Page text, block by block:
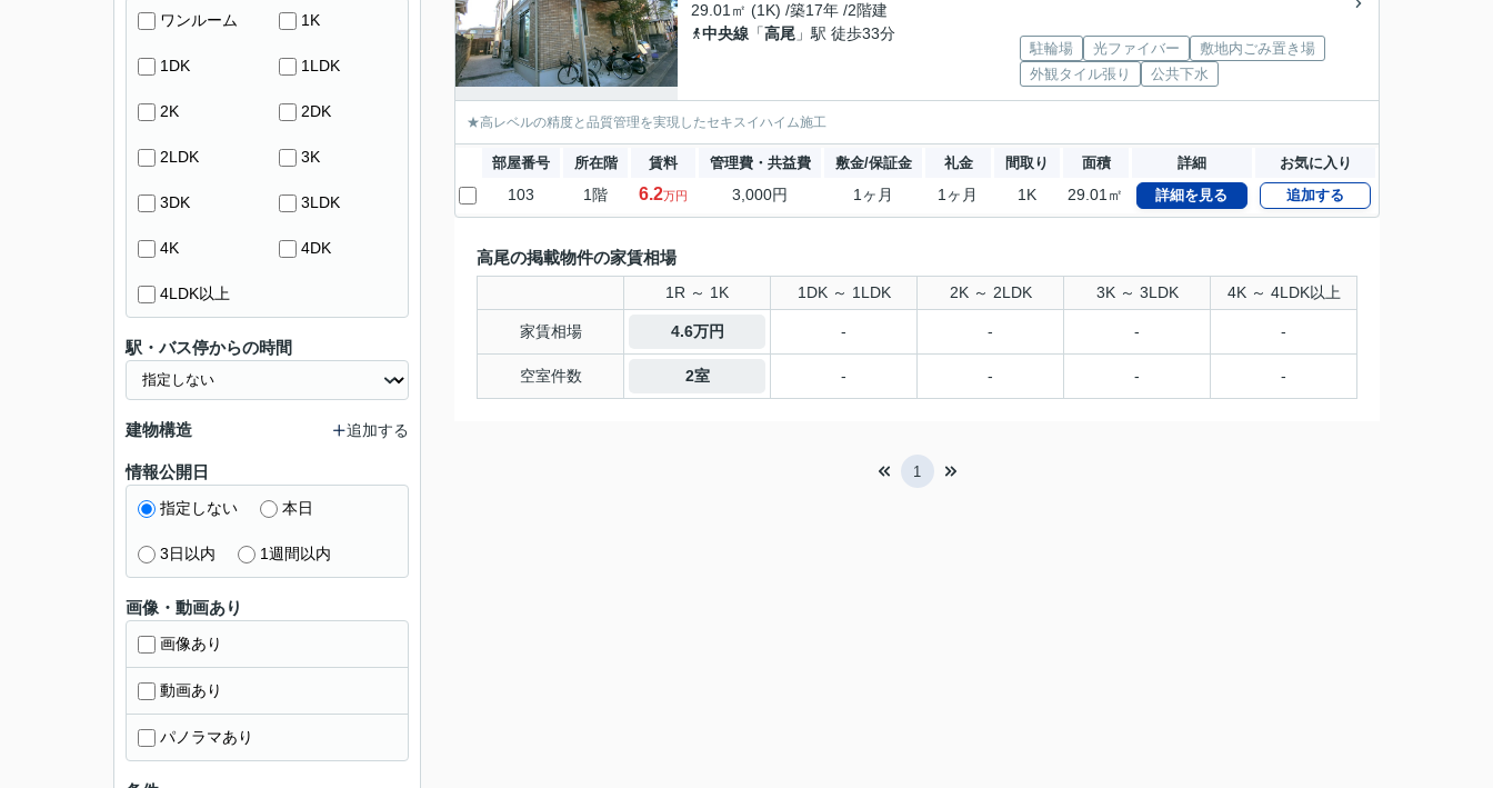
29.01㎡ (1K) /築17年 /2階建
中央線 「高尾 」駅 徒歩33分
駐輪場 光ファイバー
敷地内ごみ置き場
外観タイル張り
公共下水
★高レベルの精度と品質管理を実現したセキスイハイム施工
部屋番号 所在階 賃料 管理費・共益費 敷金/保証金 礼金 間取り 面積 詳細 お気に入り
103 1階 6.2万円 3,000円 1ヶ月 1ヶ月 1K 29.01㎡ 詳細を見る 追加する
高尾の掲載物件の家賃相場
1R ～ 1K 1DK ～ 1LDK 2K ～ 2LDK 3K ～ 3LDK 4K ～ 4LDK以上
家賃相場 4.6万円 - - - -
空室件数 2室 - - - -
1
ワンルーム 1K
1DK 1LDK
2K 2DK
2LDK 3K
3DK 3LDK
4K 4DK
4LDK以上
駅・バス停からの時間
建物構造 追加する
情報公開日
指定しない 本日
3日以内 1週間以内
画像・動画あり
画像あり
動画あり
パノラマあり